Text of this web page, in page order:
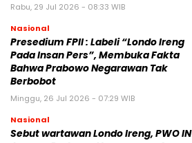
Rabu, 29 Jul 2026 - 08:33 WIB
Nasional
Presedium FPII : Labeli “Londo Ireng
Pada Insan Pers”, Membuka Fakta
Bahwa Prabowo Negarawan Tak
Berbobot
Minggu, 26 Jul 2026 - 07:29 WIB
Nasional
Sebut wartawan Londo Ireng, PWO IN